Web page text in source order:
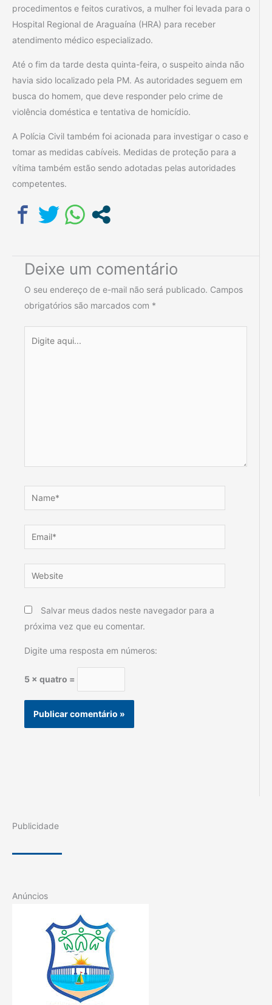
procedimentos e feitos curativos, a mulher foi levada para o
Hospital Regional de Araguaína (HRA) para receber
atendimento médico especializado.
Até o fim da tarde desta quinta-feira, o suspeito ainda não
havia sido localizado pela PM. As autoridades seguem em
busca do homem, que deve responder pelo crime de
violência doméstica e tentativa de homicídio.
A Polícia Civil também foi acionada para investigar o caso e
tomar as medidas cabíveis. Medidas de proteção para a
vítima também estão sendo adotadas pelas autoridades
competentes.
Deixe um comentário
O seu endereço de e-mail não será publicado. Campos
obrigatórios são marcados com *
aqui...
Name*
Email*
Website
Salvar meus dados neste navegador para a
próxima vez que eu comentar.
Digite uma resposta em números:
5 × quatro =
Publicidade
Anúncios